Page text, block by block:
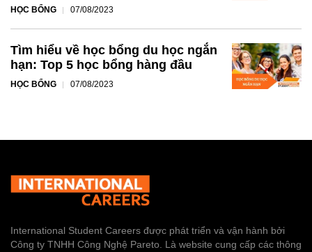
HỌC BỔNG 07/08/2023
Tìm hiểu về học bổng du học ngắn
hạn: Top 5 học bổng hàng đầu
HỌC BỔNG 07/08/2023
International Student Careers được phát triển và vận hành bởi
Công ty TNHH Công Nghệ Pareto. Là website cung cấp các thông